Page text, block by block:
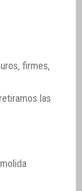
firmes,
las